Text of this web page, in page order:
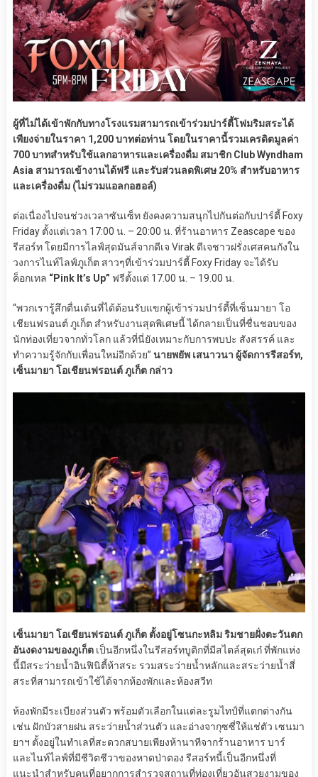
ผู้ที่ไม่ได้เข้าพักกับทางโรงแรมสามารถเข้าร่วมปาร์ตี้โฟมริมสระได้
เพียงจ่ายในราคา 1,200 บาทต่อท่าน โดยในราคานี้รวมเครดิตมูลค่า
700 บาทสำหรับใช้แลกอาหารและเครื่องดื่ม สมาชิก Club Wyndham
Asia สามารถเข้างานได้ฟรี และรับส่วนลดพิเศษ 20% สำหรับอาหาร
และเครื่องดื่ม (ไม่รวมแอลกอฮอล์)
ต่อเนื่องไปจนช่วงเวลาซันเซ็ท ยังคงความสนุกไปกันต่อกับปาร์ตี้ Foxy
Friday ตั้งแต่เวลา 17:00 น. – 20:00 น. ที่ร้านอาหาร Zeascape ของ
รีสอร์ท โดยมีการไลฟ์สุดมันส์จากดีเจ Virak ดีเจชาวฝรั่งเศสคนกังใน
วงการไนท์ไลฟ์ภูเก็ต สาวๆที่เข้าร่วมปาร์ตี้ Foxy Friday จะได้รับ
ค็อกเทล “Pink It’s Up” ฟรีตั้งแต่ 17.00 น. – 19.00 น.
“พวกเรารู้สึกตื่นเต้นที่ได้ต้อนรับแขกผู้เข้าร่วมปาร์ตี้ที่เซ็นมายา โอ
เชียนฟรอนต์ ภูเก็ต สำหรับงานสุดพิเศษนี้ ได้กลายเป็นที่ชื่นชอบของ
นักท่องเที่ยวจากทั่วโลก แล้วที่นี่ยังเหมาะกับการพบปะ สังสรรค์ และ
ทำความรู้จักกับเพื่อนใหม่อีกด้วย” นายพยัพ เสนาวนา ผู้จัดการรีสอร์ท,
เซ็นมายา โอเชียนฟรอนต์ ภูเก็ต กล่าว
เซ็นมายา โอเชียนฟรอนต์ ภูเก็ต ตั้งอยู่โซนกะหลิม ริมชายฝั่งตะวันตก
อันงดงามของภูเก็ตเป็นอีกหนึ่งในรีสอร์ทบูติกที่มีสไตล์สุดเก๋ ที่พักแห่ง
นี้มีสระว่ายน้ำอินฟินิตี้ห้าสระ รวมสระว่ายน้ำหลักและสระว่ายน้ำสี่
สระที่สามารถเข้าใช้ได้จากห้องพักและห้องสวีท
ห้องพักมีระเบียงส่วนตัว พร้อมตัวเลือกในแต่ละรูมไทป์ที่แตกต่างกัน
เช่น ฝักบัวสายฝน สระว่ายน้ำส่วนตัว และอ่างจากุซซี่ให้แช่ตัว เซนมา
ยาฯ ตั้งอยู่ในทำเลที่สะดวกสบายเพียงห้านาทีจากร้านอาหาร บาร์
และไนท์ไลฟ์ที่มีชีวิตชีวาของหาดป่าตอง รีสอร์ทนี้เป็นอีกหนึ่งที่
แนะนำสำหรับคนที่อยากการสำรวจสถานที่ท่องเที่ยวอันสวยงามของ